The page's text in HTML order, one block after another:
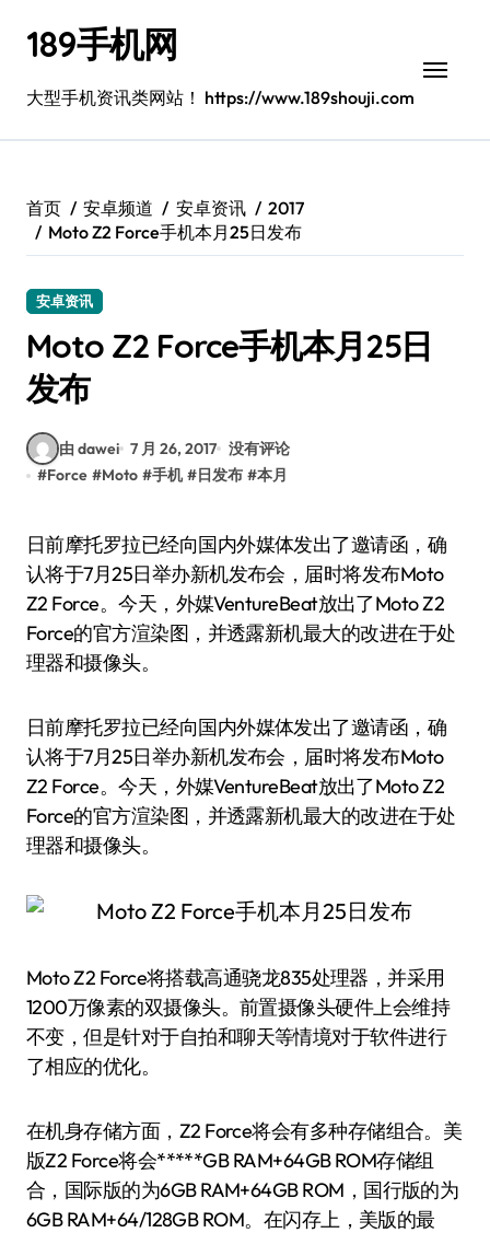
189手机网
大型手机资讯类网站！ https://www.189shouji.com
首页 安卓频道 安卓资讯
2017
Moto Z2 Force手机本月25日发布
安卓资讯
Moto Z2 Force手机本月25日
发布
由 dawei 7 月 26, 2017 没有评论
#Force #Moto #手机 #日发布 #本月
日前摩托罗拉已经向国内外媒体发出了邀请函，确
认将于7月25日举办新机发布会，届时将发布Moto
Z2 Force。今天，外媒VentureBeat放出了Moto Z2
Force的官方渲染图，并透露新机最大的改进在于处
理器和摄像头。
日前摩托罗拉已经向国内外媒体发出了邀请函，确
认将于7月25日举办新机发布会，届时将发布Moto
Z2 Force。今天，外媒VentureBeat放出了Moto Z2
Force的官方渲染图，并透露新机最大的改进在于处
理器和摄像头。
Moto Z2 Force将搭载高通骁龙835处理器，并采用
1200万像素的双摄像头。前置摄像头硬件上会维持
不变，但是针对于自拍和聊天等情境对于软件进行
了相应的优化。
在机身存储方面，Z2 Force将会有多种存储组合。美
版Z2 Force将会*****GB RAM+64GB ROM存储组
合，国际版的为6GB RAM+64GB ROM，国行版的为
6GB RAM+64/128GB ROM。在闪存上，美版的最